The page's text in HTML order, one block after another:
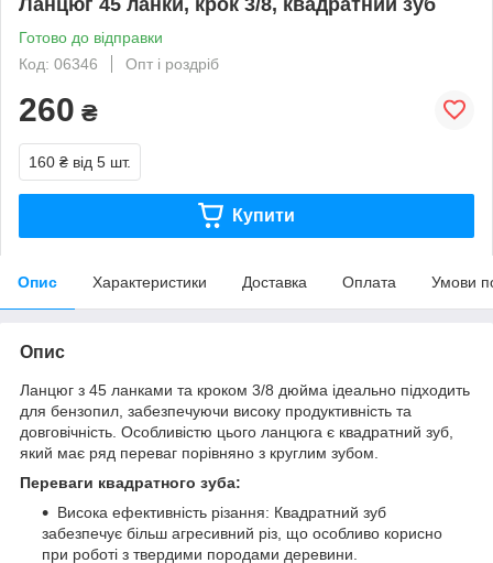
Готово до відправки
Код: 06346
Опт і роздріб
260 ₴
160 ₴ від 5 шт.
Купити
Опис Характеристики Доставка Оплата Умови
Опис
Ланцюг з 45 ланками та кроком 3/8 дюйма ідеально підходить
для бензопил, забезпечуючи високу продуктивність та
довговічність. Особливістю цього ланцюга є квадратний зуб,
який має ряд переваг порівняно з круглим зубом.
Переваги квадратного зуба:
Висока ефективність різання: Квадратний зуб
забезпечує більш агресивний різ, що особливо корисно
при роботі з твердими породами деревини.